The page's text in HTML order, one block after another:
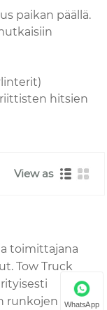
paikan päällä.
hitsien
View as
toimittajana
Tow Truck
runkojen kanssa,
WhatsApp